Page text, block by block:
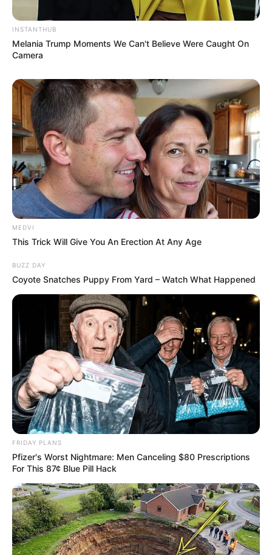
INSTANTHUB
Melania Trump Moments We Can't Believe Were Caught On
Camera
MEDVI
This Trick Will Give You An Erection At Any Age
BUZZ DAY
Coyote Snatches Puppy From Yard – Watch What Happened
FRIDAY PLANS
Pfizer's Worst Nightmare: Men Canceling $80 Prescriptions
For This 87¢ Blue Pill Hack